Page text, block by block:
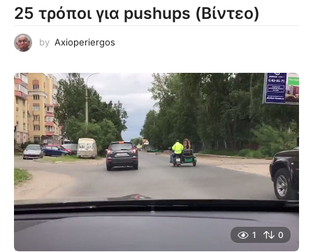
25 τρόποι για pushups (Βίντεο)
by Axioperiergos
1 0